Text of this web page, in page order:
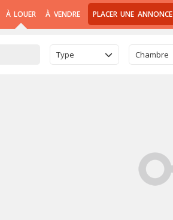
À LOUER À VENDRE PLACER UNE ANNONCE
Type Chambre